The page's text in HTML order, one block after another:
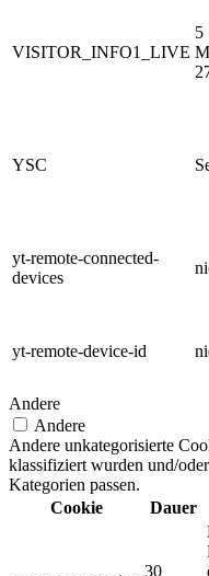
VISITOR_INFO1_LIVE
5
YSC
yt-remote-connected-
devices
yt-remote-device-id
Andere
Andere
Andere unkategorisierte
klassifiziert wurden und/
Kategorien passen.
Cookie
Dauer
30